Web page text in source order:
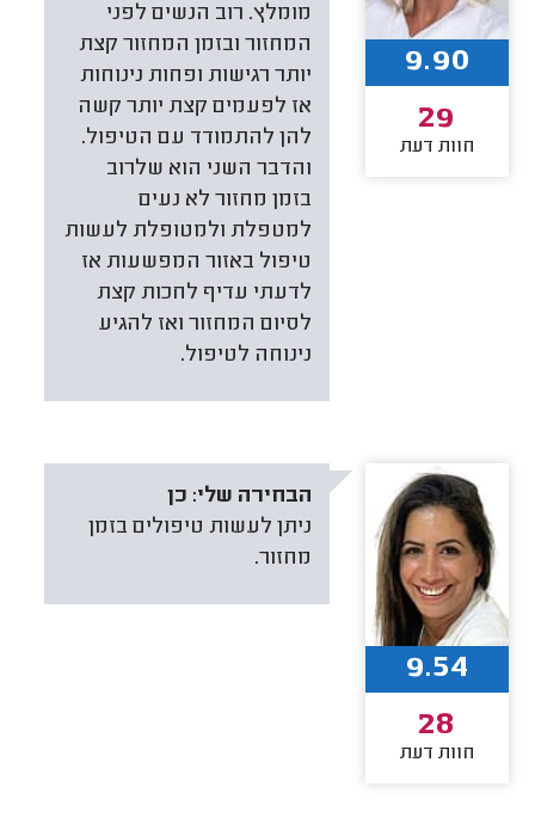
מומלץ. רוב הנשים לפני
המחזור ובזמן המחזור קצת
יותר רגישות ופחות נינוחות
אז לפעמים קצת יותר קשה
להן להתמודד עם הטיפול.
והדבר השני הוא שלרוב
בזמן מחזור לא נעים
למטפלת ולמטופלת לעשות
טיפול באזור המפשעות אז
לדעתי עדיף לחכות קצת
לסיום המחזור ואז להגיע
נינוחה לטיפול.
9.90
29
חוות דעת
הבחירה שלי: כן
ניתן לעשות טיפולים בזמן
מחזור.
9.54
28
חוות דעת